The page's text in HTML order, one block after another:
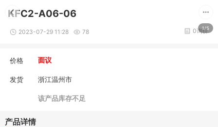
1/5
KFC2-A06-06
2023-07-29 11:28 78 0询价
价格 面议
发货 浙江温州市
该产品库存不足
产品详情